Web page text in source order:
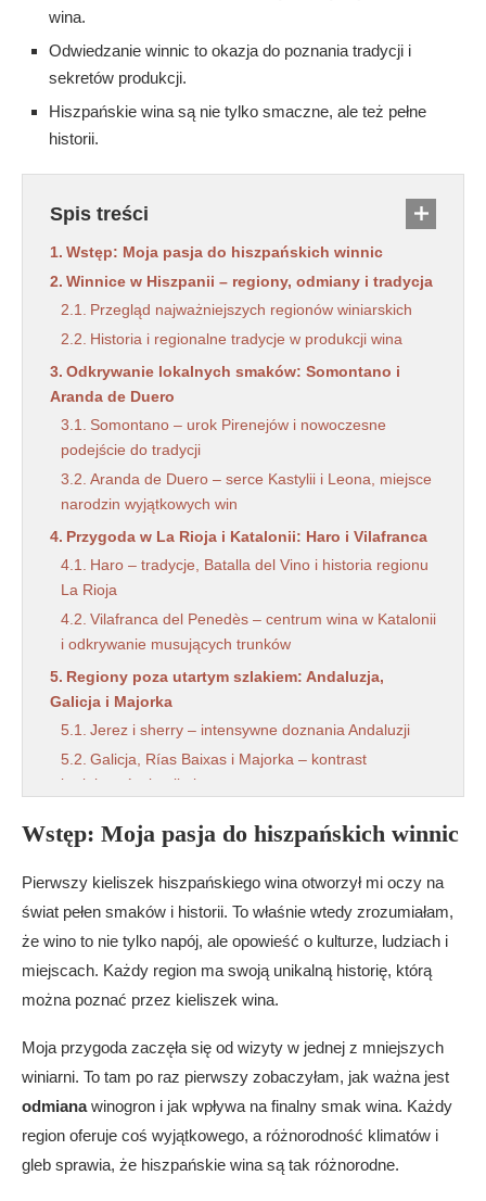
wina.
Odwiedzanie winnic to okazja do poznania tradycji i
sekretów produkcji.
Hiszpańskie wina są nie tylko smaczne, ale też pełne
historii.
Spis treści
Wstęp: Moja pasja do hiszpańskich winnic
Winnice w Hiszpanii – regiony, odmiany i tradycja
Przegląd najważniejszych regionów winiarskich
Historia i regionalne tradycje w produkcji wina
Odkrywanie lokalnych smaków: Somontano i
Aranda de Duero
Somontano – urok Pirenejów i nowoczesne
podejście do tradycji
Aranda de Duero – serce Kastylii i Leona, miejsce
narodzin wyjątkowych win
Przygoda w La Rioja i Katalonii: Haro i Vilafranca
Haro – tradycje, Batalla del Vino i historia regionu
La Rioja
Vilafranca del Penedès – centrum wina w Katalonii
i odkrywanie musujących trunków
Regiony poza utartym szlakiem: Andaluzja,
Galicja i Majorka
Jerez i sherry – intensywne doznania Andaluzji
Galicja, Rías Baixas i Majorka – kontrast
krajobrazów i unikalne aromaty
Protos, Marqués de Riscal i Tío Pepe
degustacjach
Wyjątkowe cechy każdej winiarni i ich historia
Moje refleksje z osobistych wizyt
Jakie są najważniejsze regiony winiarskie w
Hiszpanii?
Jakie odmiany winogron są najbardziej popularne
Wstęp: Moja pasja do hiszpańskich winnic
Pierwszy kieliszek hiszpańskiego wina otworzył mi oczy na
świat pełen smaków i historii. To właśnie wtedy zrozumiałam,
że wino to nie tylko napój, ale opowieść o kulturze, ludziach i
miejscach. Każdy region ma swoją unikalną historię, którą
można poznać przez kieliszek wina.
Moja przygoda zaczęła się od wizyty w jednej z mniejszych
winiarni. To tam po raz pierwszy zobaczyłam, jak ważna jest
odmianawinogron i jak wpływa na finalny smak wina. Każdy
region oferuje coś wyjątkowego, a różnorodność klimatów i
gleb sprawia, że hiszpańskie wina są tak różnorodne.